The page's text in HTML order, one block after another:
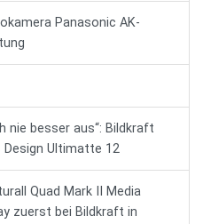
Panasonic AK-
nie besser aus“: Bildkraft
Ultimatte 12
Quad Mark II Media
zuerst bei Bildkraft in